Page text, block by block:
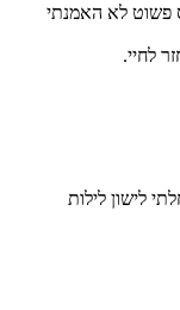
פשוט לא האמנתי
לחיי.
לישון לילות